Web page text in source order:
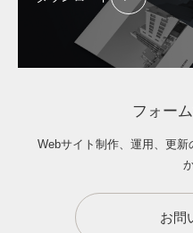
フォー
Webサイト制作、運用、更
お問